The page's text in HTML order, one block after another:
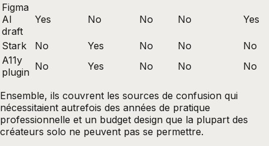
Figma
AI
draft
Yes No No No Yes
Stark No Yes No No
No
A11y
plugin No Yes No No No
Ensemble, ils couvrent les sources de confusion qui
nécessitaient autrefois des années de pratique
professionnelle et un budget design que la plupart des
créateurs solo ne peuvent pas se permettre.